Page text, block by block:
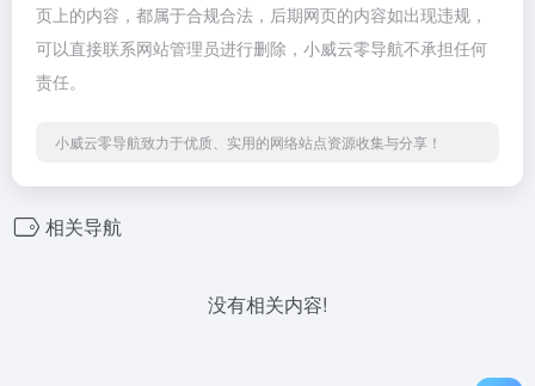
页上的内容，都属于合规合法，后期网页的内容如出现违规，
可以直接联系网站管理员进行删除，小威云零导航不承担任何
责任。
小威云零导航致力于优质、实用的网络站点资源收集与分享！
相关导航
没有相关内容!